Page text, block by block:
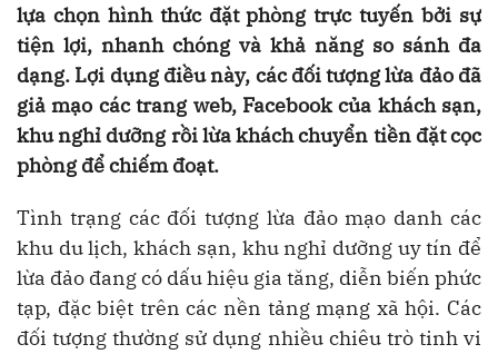
lựa chọn hình thức đặt phòng trực tuyến bởi sự
tiện lợi, nhanh chóng và khả năng so sánh đa
dạng. Lợi dụng điều này, các đối tượng lừa đảo đã
giả mạo các trang web, Facebook của khách sạn,
khu nghỉ dưỡng rồi lừa khách chuyển tiền đặt cọc
phòng để chiếm đoạt.
Tình trạng các đối tượng lừa đảo mạo danh các
khu du lịch, khách sạn, khu nghỉ dưỡng uy tín để
lừa đảo đang có dấu hiệu gia tăng, diễn biến phức
tạp, đặc biệt trên các nền tảng mạng xã hội. Các
đối tượng thường sử dụng nhiều chiêu trò tinh vi